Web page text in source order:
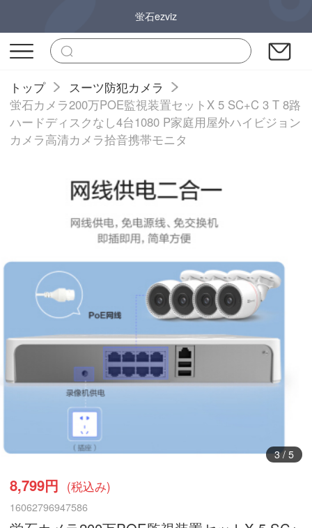
蛍石ezviz
トップ
スーツ防犯カメラ
蛍石カメラ200万POE監視装置セットX 5 SC+C 3 T 8路
ハードディスクなし4台1080 P家庭用屋外ハイビジョン
カメラ高清カメラ拾音携帯モニタ
3/ 5
8,799円 (税込み)
16062796947586